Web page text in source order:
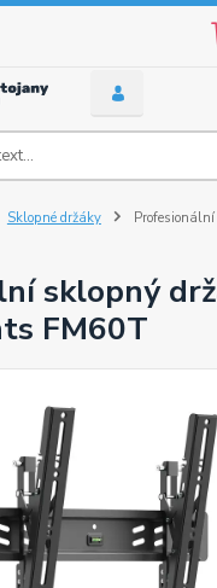
Sklopné držáky
sklopný
FM60T